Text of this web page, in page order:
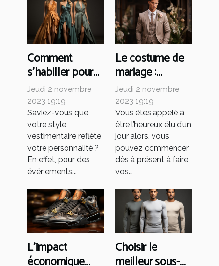
Comment
s’habiller pour
un gala ?
Jeudi 2 novembre
2023 19:19
Saviez-vous que
votre style
vestimentaire reflète
votre personnalité ?
En effet, pour des
événements...
Le costume de
mariage :
comment faire
son choix ?
Jeudi 2 novembre
2023 19:19
Vous êtes appelé à
être l’heureux élu d’un
jour alors, vous
pouvez commencer
dès à présent à faire
vos...
L'impact
économique
Choisir le
meilleur sous-